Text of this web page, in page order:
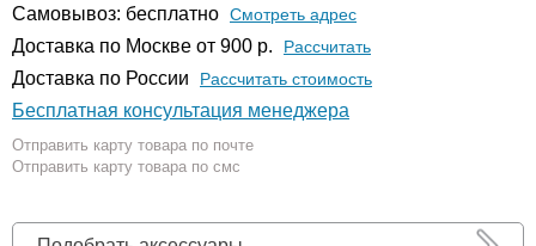
Самовывоз: бесплатно Смотреть адрес
Доставка по Москве от 900 р. Расcчитать
Доставка по России Рассчитать стоимость
Бесплатная консультация менеджера
Отправить карту товара по почте
Отправить карту товара по смс